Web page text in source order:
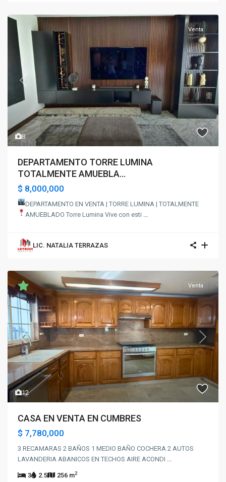
8
Previous Next
Venta
DEPARTAMENTO TORRE LUMINA
TOTALMENTE AMUEBLA...
$ 8,000,000
DEPARTAMENTO EN VENTA | TORRE LUMINA | TOTALMENTE
AMUEBLADO Torre Lumina Vive con esti
LIC. NATALIA TERRAZAS
12
Previous Next
Venta
CASA EN VENTA EN CUMBRES
$ 7,780,000
3 RECAMARAS 2 BAÑOS 1 MEDIO BAÑO COCHERA 2 AUTOS
LAVANDERIA ABANICOS EN TECHOS AIRE ACONDI ...
3 2.5 256 m2